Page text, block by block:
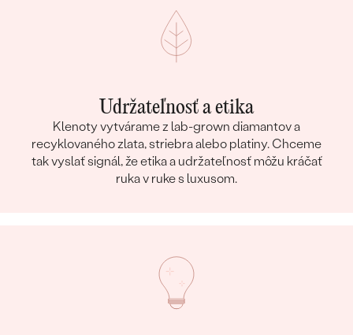
Udržateľnosť a etika
Klenoty vytvárame z lab-grown diamantov a
recyklovaného zlata, striebra alebo platiny. Chceme
tak vyslať signál, že etika a udržateľnosť môžu kráčať
ruka v ruke s luxusom.